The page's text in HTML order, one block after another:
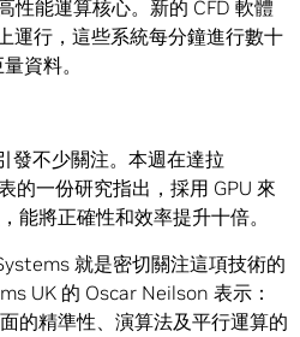
能運算核心。新的 CFD 軟體
運行，這些系統每分鐘進行數十
資料。
發不少關注。本週在達拉
的一份研究指出，採用 GPU 來
能將正確性和效率提升十倍。
就是密切關注這項技術的
UK 的 Oscar Neilson 表示：
的精準性、演算法及平行運算的